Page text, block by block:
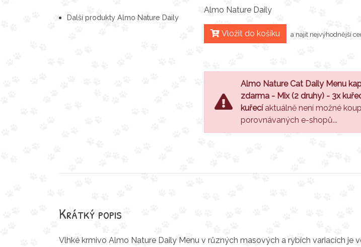
Další produkty Almo Nature Daily
Almo Nature Daily
Vložit do košíku a najít nejvýhodnější
Almo Nature Cat Daily Menu
zdarma - Mix (2 druhy) - 3x
kuřecíaktuálně není možné
porovnávaných e-shopů...
Krátký popis
Vlhké krmivo Almo Nature Daily Menu v různých masových a rybích variacích je